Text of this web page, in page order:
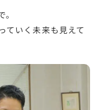
ていく未来も見えて